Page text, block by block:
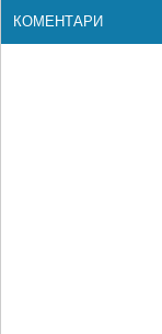
КОМЕНТАРИ